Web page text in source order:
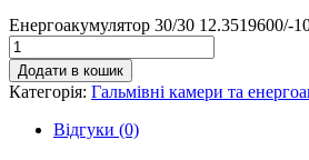
Енергоакумулятор 30/30 12.3519600/-10
Додати в кошик
Категорія: Гальмівні камери та
Відгуки (0)